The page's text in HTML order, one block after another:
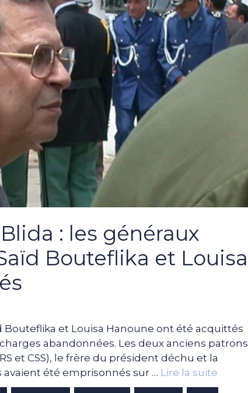
: les généraux
Bouteflika et Louisa
Bouteflika et Louisa Hanoune ont été acquittés
abandonnées. Les deux anciens patrons
et CSS), le frère du président déchu et la
été emprisonnés sur … Lire la suite